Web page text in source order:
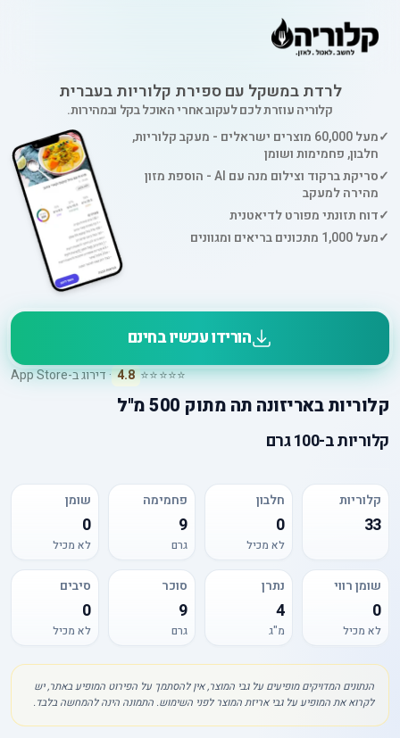
לרדת במשקל עם ספירת קלוריות בעברית
קלוריה עוזרת לכם לעקוב אחרי האוכל בקל ובמהירות.
✓
מעל 60,000 מוצרים ישראלים - מעקב קלוריות,
חלבון, פחמימות ושומן
✓
סריקת ברקוד וצילום מנה עם AI - הוספת מזון
מהירה למעקב
✓דוח תזונתי מפורט לדיאטנית
✓מעל 1,000 מתכונים בריאים ומגוונים
הורידו עכשיו בחינם
⭐⭐⭐⭐⭐
4.8 · דירוג ב-App Store
קלוריותבאריזונה תה מתוק 500 מ"ל
קלוריותב-100 גרם
קלוריות
33
חלבון
0
לא מכיל
פחמימה
9
גרם
שומן
0
לא מכיל
שומן רווי
0
לא מכיל
נתרן
4
מ"ג
סוכר
9
גרם
סיבים
0
לא מכיל
הנתונים המדויקים מופיעים על גבי המוצר, אין להסתמך על הפירוט המופיע באתר, יש
לקרוא את המופיע על גבי אריזת המוצר לפני השימוש. התמונה הינה להמחשה בלבד.